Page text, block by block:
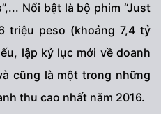
Nổi bật là bộ phim “Just
triệu peso (khoảng 7,4 tỷ
lập kỷ lục mới về doanh
cũng là một trong những
thu cao nhất năm 2016.